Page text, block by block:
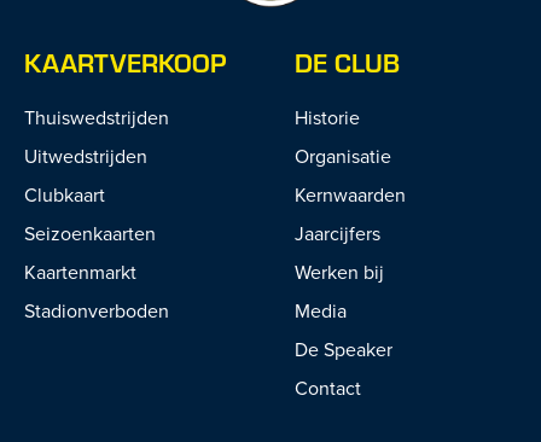
KAARTVERKOOP
Thuiswedstrijden
Uitwedstrijden
Clubkaart
Seizoenkaarten
Kaartenmarkt
Stadionverboden
DE CLUB
Historie
Organisatie
Kernwaarden
Jaarcijfers
Werken bij
Media
De Speaker
Contact